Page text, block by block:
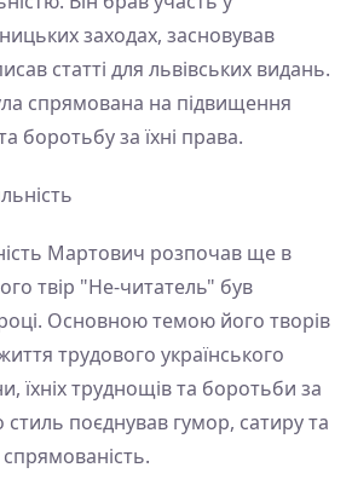
заходах, засновував
статті для львівських видань.
спрямована на підвищення
боротьбу за їхні права.
Мартович розпочав ще в
твір "Не-читатель" був
Основною темою його творів
трудового українського
їхніх труднощів та боротьби за
поєднував гумор, сатиру та